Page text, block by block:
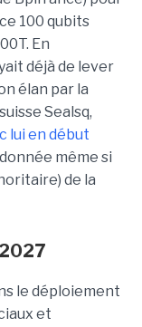
100 qubits
En
déjà de lever
élan par la
Sealsq,
lui en début
même si
de la
le déploiement
et